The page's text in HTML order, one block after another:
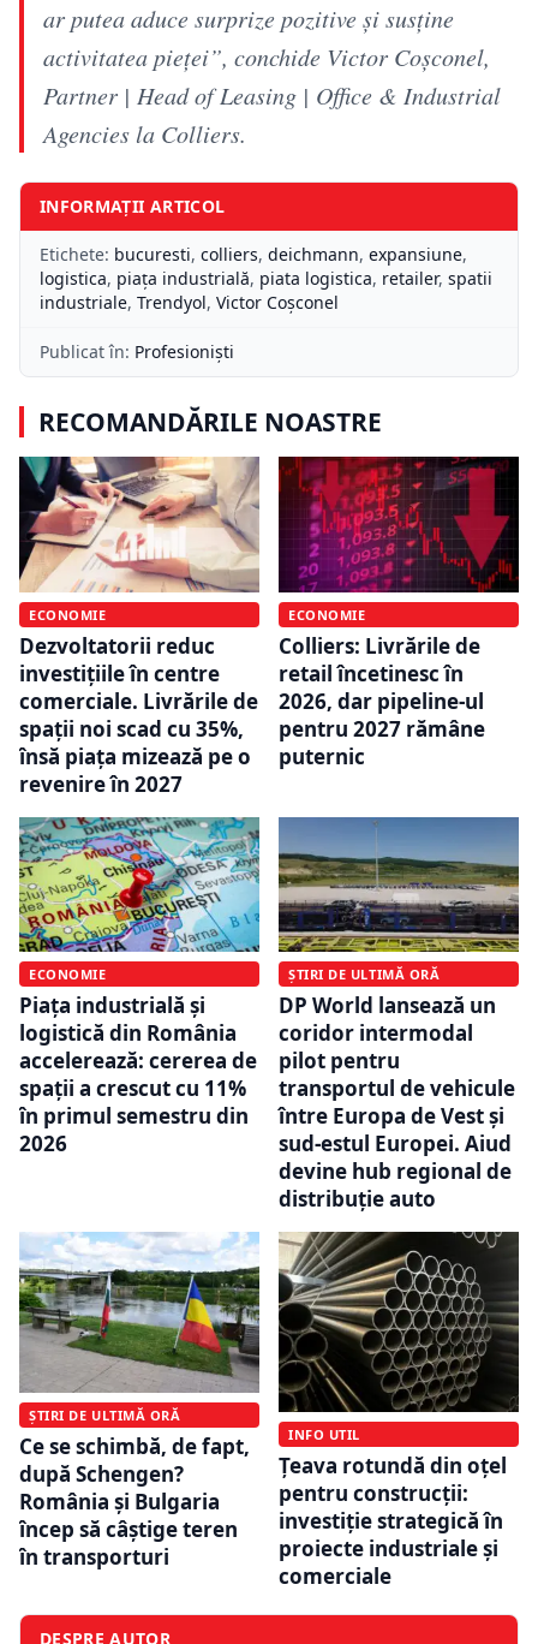
ar putea aduce surprize pozitive și susține
activitatea pieței”, conchide Victor Coșconel,
Partner | Head of Leasing | Office & Industrial
Agencies la Colliers.
INFORMAȚII ARTICOL
Etichete: bucuresti, colliers, deichmann, expansiune,
logistica, piața industrială, piata logistica, retailer, spatii
industriale, Trendyol, Victor Coșconel
Publicat în: Profesioniști
RECOMANDĂRILE NOASTRE
ECONOMIE
Dezvoltatorii reduc
investițiile în centre
comerciale. Livrările de
spații noi scad cu 35%,
însă piața mizează pe o
revenire în 2027
ECONOMIE
Colliers: Livrările de
retail încetinesc în
2026, dar pipeline-ul
pentru 2027 rămâne
puternic
ECONOMIE
Piața industrială și
logistică din România
accelerează: cererea de
spații a crescut cu 11%
în primul semestru din
2026
ȘTIRI DE ULTIMĂ ORĂ
DP World lansează un
coridor intermodal
pilot pentru
transportul de vehicule
între Europa de Vest și
sud-estul Europei. Aiud
devine hub regional de
distribuție auto
ȘTIRI DE ULTIMĂ ORĂ
Ce se schimbă, de fapt,
după Schengen?
România și Bulgaria
încep să câștige teren
în transporturi
INFO UTIL
Țeava rotundă din oțel
pentru construcții:
investiție strategică în
proiecte industriale și
comerciale
DESPRE AUTOR